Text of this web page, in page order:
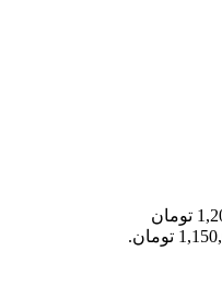
قیمت اصلی: 1,200,000 تومان